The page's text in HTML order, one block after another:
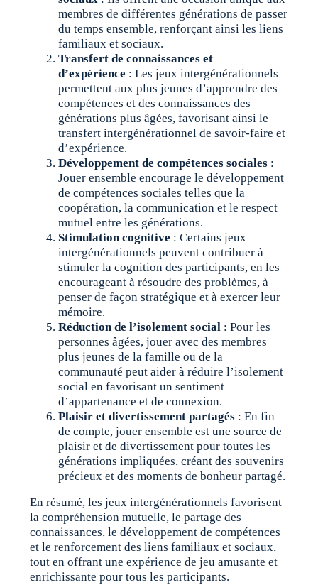
membres de différentes générations de passer
du temps ensemble, renforçant ainsi les liens
familiaux et sociaux.
Transfert de connaissances et
d’expérience : Les jeux intergénérationnels
permettent aux plus jeunes d’apprendre des
compétences et des connaissances des
générations plus âgées, favorisant ainsi le
transfert intergénérationnel de savoir-faire et
d’expérience.
Développement de compétences sociales :
Jouer ensemble encourage le développement
de compétences sociales telles que la
coopération, la communication et le respect
mutuel entre les générations.
Stimulation cognitive : Certains jeux
intergénérationnels peuvent contribuer à
stimuler la cognition des participants, en les
encourageant à résoudre des problèmes, à
penser de façon stratégique et à exercer leur
mémoire.
Réduction de l’isolement social : Pour les
personnes âgées, jouer avec des membres
plus jeunes de la famille ou de la
communauté peut aider à réduire l’isolement
social en favorisant un sentiment
d’appartenance et de connexion.
Plaisir et divertissement partagés : En fin
de compte, jouer ensemble est une source de
plaisir et de divertissement pour toutes les
générations impliquées, créant des souvenirs
précieux et des moments de bonheur partagé.
En résumé, les jeux intergénérationnels favorisent
la compréhension mutuelle, le partage des
connaissances, le développement de compétences
et le renforcement des liens familiaux et sociaux,
tout en offrant une expérience de jeu amusante et
enrichissante pour tous les participants.